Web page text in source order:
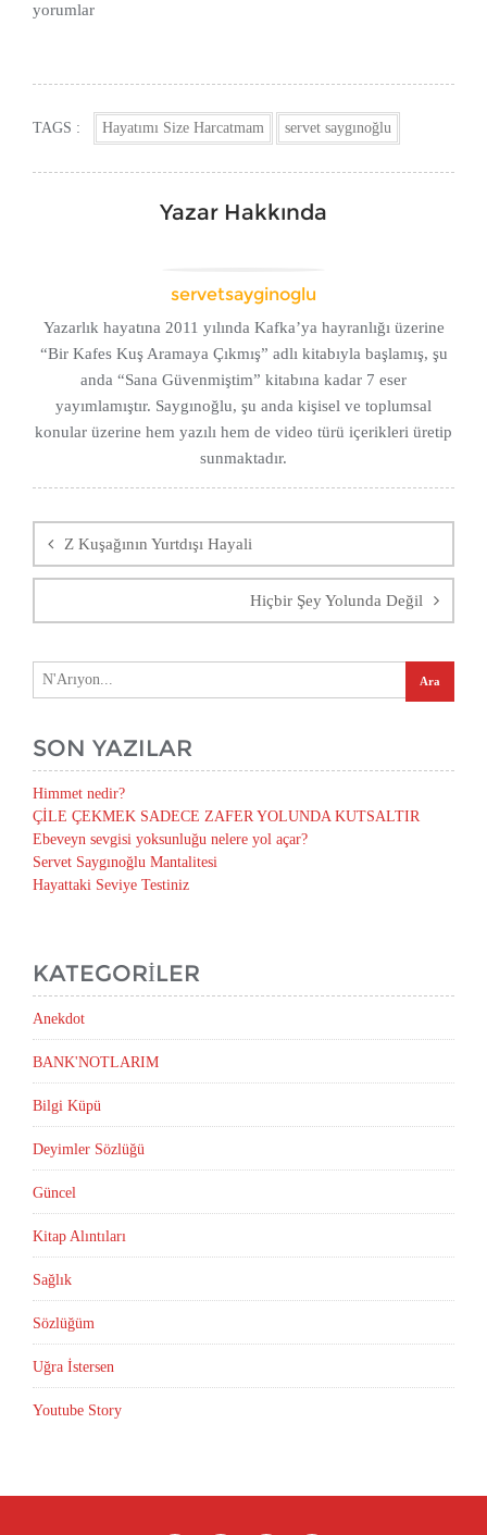
yorumlar
TAGS : Hayatımı Size Harcatmam servet saygınoğlu
Yazar Hakkında
servetsayginoglu
Yazarlık hayatına 2011 yılında Kafka’ya hayranlığı üzerine
“Bir Kafes Kuş Aramaya Çıkmış” adlı kitabıyla başlamış, şu
anda “Sana Güvenmiştim” kitabına kadar 7 eser
yayımlamıştır. Saygınoğlu, şu anda kişisel ve toplumsal
konular üzerine hem yazılı hem de video türü içerikleri üretip
sunmaktadır.
gezinmesi
Z Kuşağının Yurtdışı Hayali
Hiçbir Şey Yolunda Değil
SON YAZILAR
Himmet nedir?
ÇİLE ÇEKMEK SADECE ZAFER YOLUNDA KUTSALTIR
Ebeveyn sevgisi yoksunluğu nelere yol açar?
Servet Saygınoğlu Mantalitesi
Hayattaki Seviye Testiniz
KATEGORILER
Anekdot
BANK'NOTLARIM
Bilgi Küpü
Deyimler Sözlüğü
Güncel
Kitap Alıntıları
Sağlık
Sözlüğüm
Uğra İstersen
Youtube Story